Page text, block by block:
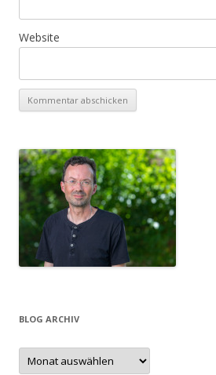
Website
BLOG ARCHIV
Blog
Archiv